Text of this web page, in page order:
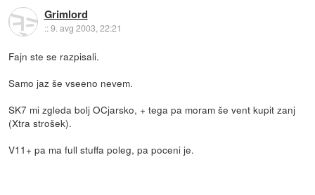
Grimlord
::9. avg 2003, 22:21
Fajn ste se razpisali.
Samo jaz še vseeno nevem.
SK7 mi zgleda bolj OCjarsko, + tega pa moram še vent kupit zanj
(Xtra strošek).
V11+ pa ma full stuffa poleg, pa poceni je.